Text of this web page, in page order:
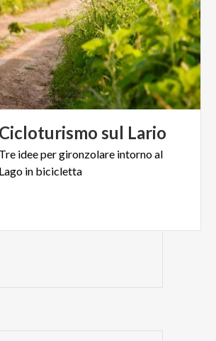
Cicloturismo sul Lario
Tre ideepergironzolare intornoal
Lago in bicicletta